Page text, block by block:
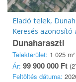
Eladó telek,
Keresés azonosító
Dunaharaszti
Telekterület: 1 025 m²
Ár: 99 900 000 Ft
Feltöltés dátuma: